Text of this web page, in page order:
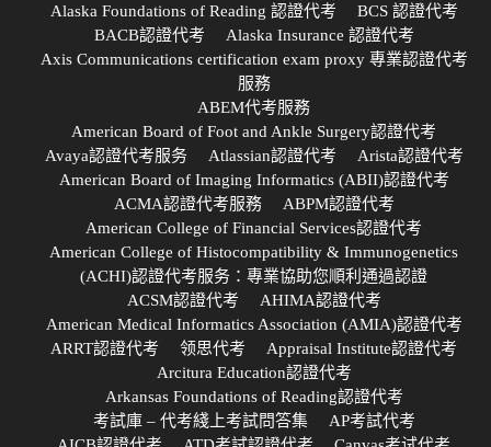
Alaska Foundations of Reading 認證代考
BCS 認證代考
BACB認證代考
Alaska Insurance 認證代考
Axis Communications certification exam proxy 專業認證代考
服務
ABEM代考服務
American Board of Foot and Ankle Surgery認證代考
Avaya認證代考服务
Atlassian認證代考
Arista認證代考
American Board of Imaging Informatics (ABII)認證代考
ACMA認證代考服務
ABPM認證代考
American College of Financial Services認證代考
American College of Histocompatibility & Immunogenetics
(ACHI)認證代考服务：專業協助您順利通過認證
ACSM認證代考
AHIMA認證代考
American Medical Informatics Association (AMIA)認證代考
ARRT認證代考
领思代考
Appraisal Institute認證代考
Arcitura Education認證代考
Arkansas Foundations of Reading認證代考
考試庫 – 代考綫上考試問答集
AP考試代考